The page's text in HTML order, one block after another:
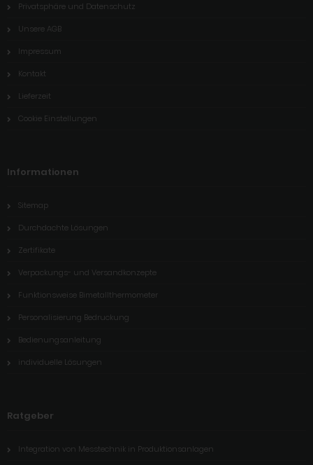
Privatsphäre und Datenschutz
Unsere AGB
Impressum
Kontakt
Lieferzeit
Cookie Einstellungen
Informationen
Sitemap
Durchdachte Lösungen
Zertifikate
Verpackungs- und Versandkonzepte
Funktionsweise Bimetallthermometer
Personalisierung Bedruckung
Bedienungsanleitung
individuelle Lösungen
Ratgeber
Integration von Messtechnik in Produktionsanlagen